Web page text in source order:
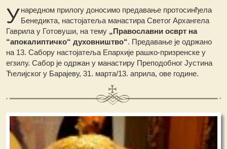
Унаредном прилогу доносимо предавање протосинђела
Бенедикта, настојатеља манастира Светог Архангела
Гаврила у Готовуши, на тему „Православни осврт на
“апокалиптичко“ духовништво“. Предавање је одржано
на 13. Сабору настојатеља Епархије рашко-призренске у
егзилу. Сабор је одржан у манастиру Преподобног Јустина
Ћелијског у Барајеву, 31. марта/13. априла, ове године.